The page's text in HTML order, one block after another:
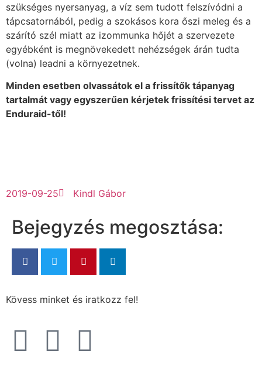
szükséges nyersanyag, a víz sem tudott felszívódni a
tápcsatornából, pedig a szokásos kora őszi meleg és a
szárító szél miatt az izommunka hőjét a szervezete
egyébként is megnövekedett nehézségek árán tudta
(volna) leadni a környezetnek.
Minden esetben olvassátok el a frissítők tápanyag
tartalmát vagy egyszerűen kérjetek frissítési tervet az
Enduraid-től!
2019-09-25 Kindl Gábor
Bejegyzés megosztása:
Kövess minket és iratkozz fel!